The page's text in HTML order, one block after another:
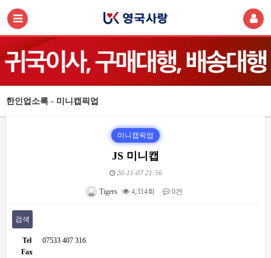
한인업소록 - 미니캡픽업
미니캡픽업
JS 미니캡
20-11-07 21:56
Tigers 4,314회 0건
검색
Tel
07533 407 316
Fax